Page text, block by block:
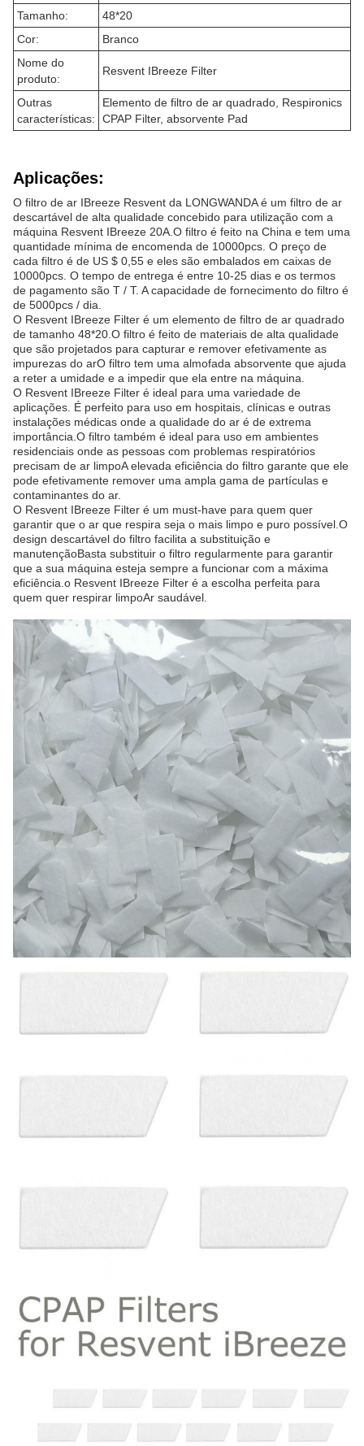
Tamanho:
48*20
Cor:
Branco
Nome do
produto:
Resvent IBreeze Filter
Outras
características:
Elemento de filtro de ar quadrado, Respironics
CPAP Filter, absorvente Pad
Aplicações:
O filtro de ar IBreeze Resvent da LONGWANDA é um filtro de ar
descartável de alta qualidade concebido para utilização com a
máquina Resvent IBreeze 20A.O filtro é feito na China e tem uma
quantidade mínima de encomenda de 10000pcs. O preço de
cada filtro é de US $ 0,55 e eles são embalados em caixas de
10000pcs. O tempo de entrega é entre 10-25 dias e os termos
de pagamento são T / T. A capacidade de fornecimento do filtro é
de 5000pcs / dia.
O Resvent IBreeze Filter é um elemento de filtro de ar quadrado
de tamanho 48*20.O filtro é feito de materiais de alta qualidade
que são projetados para capturar e remover efetivamente as
impurezas do arO filtro tem uma almofada absorvente que ajuda
a reter a umidade e a impedir que ela entre na máquina.
O Resvent IBreeze Filter é ideal para uma variedade de
aplicações. É perfeito para uso em hospitais, clínicas e outras
instalações médicas onde a qualidade do ar é de extrema
importância.O filtro também é ideal para uso em ambientes
residenciais onde as pessoas com problemas respiratórios
precisam de ar limpoA elevada eficiência do filtro garante que ele
pode efetivamente remover uma ampla gama de partículas e
contaminantes do ar.
O Resvent IBreeze Filter é um must-have para quem quer
garantir que o ar que respira seja o mais limpo e puro possível.O
design descartável do filtro facilita a substituição e
manutençãoBasta substituir o filtro regularmente para garantir
que a sua máquina esteja sempre a funcionar com a máxima
eficiência.o Resvent IBreeze Filter é a escolha perfeita para
quem quer respirar limpoAr saudável.